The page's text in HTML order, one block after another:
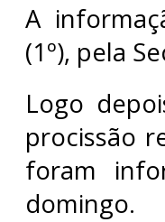
A
(1º), pela
Logo
procissão
foram
domingo.